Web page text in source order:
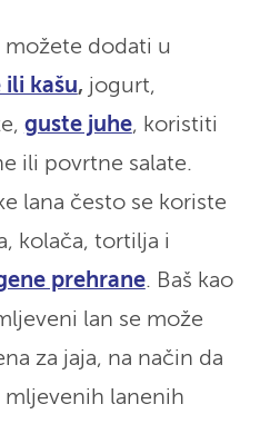
možete dodati u
ili kašu, jogurt,
guste juhe, koristiti
ili povrtne salate.
lana često se koriste
kolača, tortilja i
prehrane. Baš kao
lan se može
za jaja, na način da
lanenih